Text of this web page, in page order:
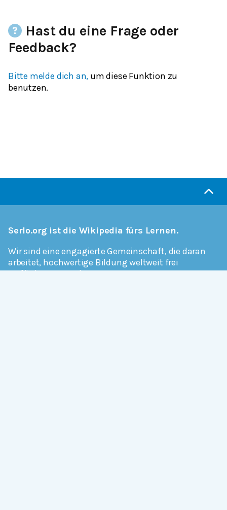
Hast du eine Frage oder
Feedback?
Bitte melde dich an, um diese Funktion zu
benutzen.
Serlo.org ist die Wikipedia fürs Lernen.
Wir sind eine engagierte Gemeinschaft, die daran
arbeitet, hochwertige Bildung weltweit frei
verfügbar zu machen.